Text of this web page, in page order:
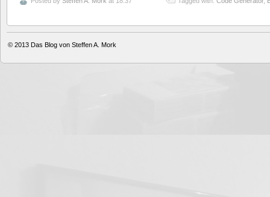
© 2013 Das Blog von Steffen A. Mork